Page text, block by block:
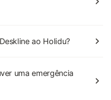
ao Holidu?
uma emergência